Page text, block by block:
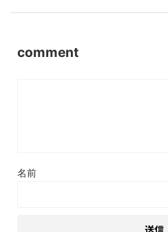
comment
名前